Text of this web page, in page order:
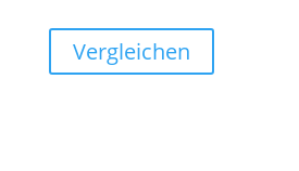
Vergleichen